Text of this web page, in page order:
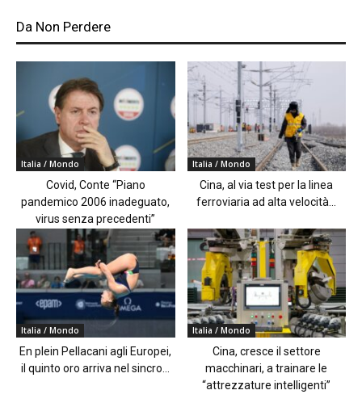
Da Non Perdere
Italia / Mondo
Covid, Conte “Piano
pandemico 2006 inadeguato,
virus senza precedenti”
Italia / Mondo
Cina, al via test per la linea
ferroviaria ad alta velocità...
Italia / Mondo
En plein Pellacani agli Europei,
il quinto oro arriva nel sincro...
Italia / Mondo
Cina, cresce il settore
macchinari, a trainare le
“attrezzature intelligenti”